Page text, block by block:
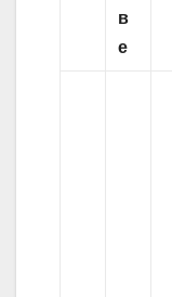
в
е